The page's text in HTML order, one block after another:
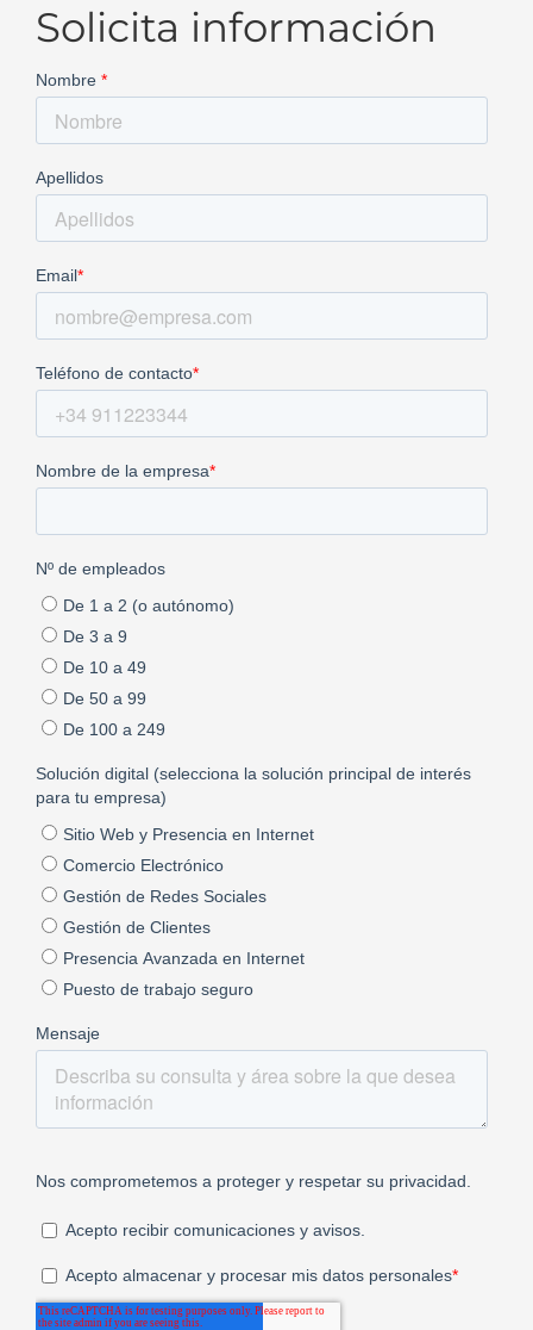
Solicita información